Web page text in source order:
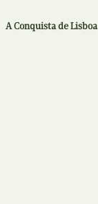
A Conquista de Lisboa